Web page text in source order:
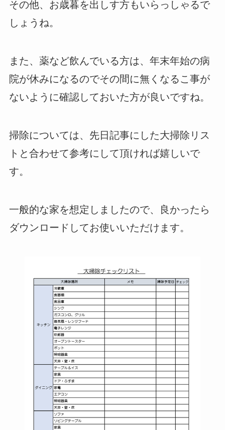
その他、お歳暮を出しす方もいらっしゃるで
しょうね。
また、薬など飲んでいる方は、年末年始の病
院が休みになるのでその間に無くなるこ事が
ないように確認しておいた方が良いですね。
掃除については、先日記事にした大掃除リス
トと合わせて参考にして頂ければ嬉しいで
す。
一般的な家を想定しましたので、良かったら
ダウンロードしてお使いいただけます。